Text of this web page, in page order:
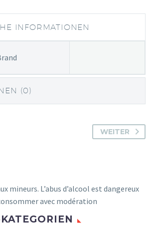
INFORMATIONEN
(0)
WEITER
mineurs. L’abus d’alcool est dangereux
avec modération